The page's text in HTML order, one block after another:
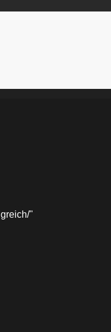
"